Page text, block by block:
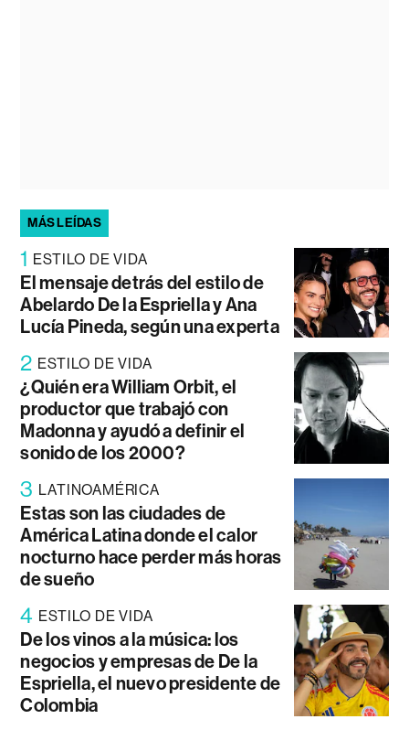
MÁS LEÍDAS
1 ESTILO DE VIDA
El mensaje detrás del estilo de
Abelardo De la Espriella y Ana
Lucía Pineda, según una experta
2 ESTILO DE VIDA
¿Quién era William Orbit, el
productor que trabajó con
Madonna y ayudó a definir el
sonido de los 2000?
3 LATINOAMÉRICA
Estas son las ciudades de
América Latina donde el calor
nocturno hace perder más horas
de sueño
4 ESTILO DE VIDA
De los vinos a la música: los
negocios y empresas de De la
Espriella, el nuevo presidente de
Colombia